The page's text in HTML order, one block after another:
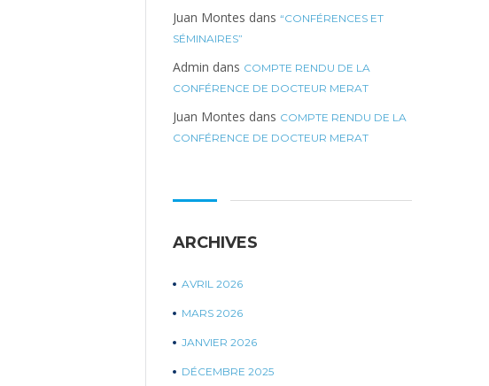
Juan Montes dans “CONFÉRENCES ET
SÉMINAIRES”
Admin dans COMPTE RENDU DE LA
CONFÉRENCE DE DOCTEUR MERAT
Juan Montes dans COMPTE RENDU DE LA
CONFÉRENCE DE DOCTEUR MERAT
ARCHIVES
AVRIL 2026
MARS 2026
JANVIER 2026
DÉCEMBRE 2025